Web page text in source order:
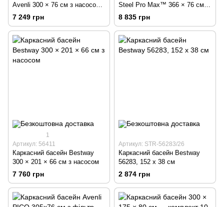
Avenli 300 × 76 см з насосом
та фільтром
7 249 грн
Steel Pro Max™ 366 × 76 см з
фільтр-насосом
8 835 грн
1
Артикул: 56411
Каркасний басейн Bestway
300 × 201 × 66 см з насосом
7 760 грн
Артикул: STR-56283/26
Каркасний басейн Bestway
56283, 152 x 38 см
2 874 грн